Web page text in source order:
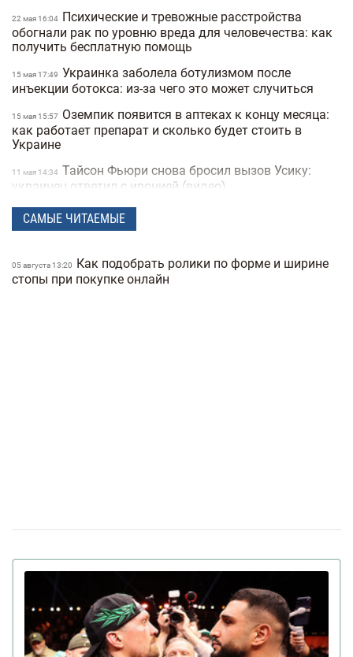
22 мая 16:04 Психические и тревожные расстройства
обогнали рак по уровню вреда для человечества: как
получить бесплатную помощь
15 мая 17:49 Украинка заболела ботулизмом после
инъекции ботокса: из-за чего это может случиться
15 мая 15:57
Оземпик появится в аптеках к концу месяца:
как работает препарат и сколько будет стоить в
Украине
11 мая 14:34 Тайсон Фьюри снова бросил вызов Усику:
украинец ответил с иронией (видео)
12 марта 16:49 23 красные карточки на финале
бразильского чемпионата по футболу: игра
09 февраля 18:40 Украинский скелетонист появился на
Олимпиаде в шлеме с изображением спортсменов,
(видео)
17 ноября 16:40 Нейробиологи нашли "секретное оружие"
против старения мозга — исследование
03 ноября 15:03
Польский альпинист совершил первый в
мире лыжный спуск с Эвереста без кислорода (видео)
31 октября 15:05 Футбольный стадион на высоте 350 метров
САМЫЕ ЧИТАЕМЫЕ
05 августа 13:20
Как подобрать ролики по форме и ширине
стопы при покупке онлайн